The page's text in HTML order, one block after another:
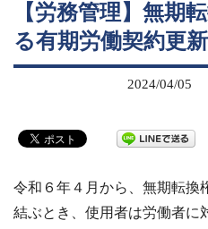
【労務管理】無期
る有期労働契約更
2024/04/05
令和６年４月から、無期転換
結ぶとき、使用者は労働者に